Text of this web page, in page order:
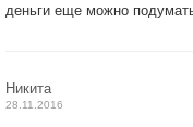
деньги еще можно
Никита
28.11.2016